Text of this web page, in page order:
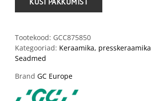
Tootekood: GCC875850
Kategooriad: Keraamika, presskeraamika
Seadmed
Brand GC Europe